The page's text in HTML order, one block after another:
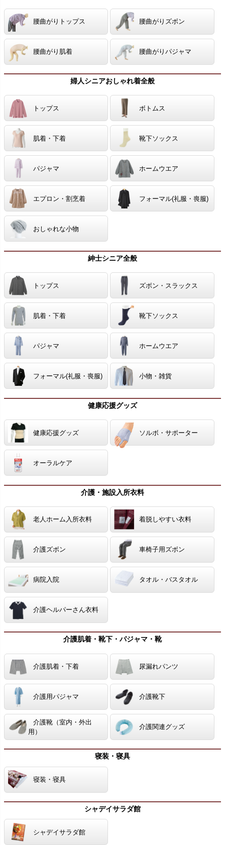
腰曲がりトップス 腰曲がりズボン
腰曲がり肌着 腰曲がりパジャマ
婦人シニアおしゃれ着全般
トップス ボトムス
肌着・下着 靴下ソックス
パジャマ ホームウエア
エプロン・割烹着 フォーマル(礼服・喪服)
おしゃれな小物
紳士シニア全般
トップス ズボン・スラックス
肌着・下着 靴下ソックス
パジャマ ホームウエア
フォーマル(礼服・喪服) 小物・雑貨
健康応援グッズ
健康応援グッズ ソルボ・サポーター
オーラルケア
介護・施設入所衣料
老人ホーム入所衣料 着脱しやすい衣料
介護ズボン 車椅子用ズボン
病院入院 タオル・バスタオル
介護ヘルパーさん衣料
介護肌着・靴下・パジャマ・靴
介護肌着・下着 尿漏れパンツ
介護用パジャマ 介護靴下
介護靴（室内・外出
用）
介護関連グッズ
寝装・寝具
寝装・寝具
シャデイサラダ館
シャデイサラダ館